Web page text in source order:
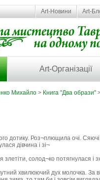
Art-Новини Art-
Art-Організації
Михайло > Книга "Два образи"
дотику. Роз¬плющила очі.
дівчина і зі¬
злетіти, солод¬ко потягнулася і
хвилюючий дух молочка. За